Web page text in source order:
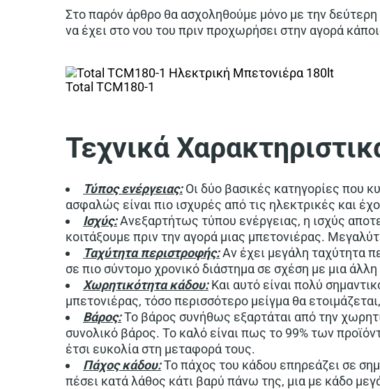
Στο παρόν άρθρο θα ασχοληθούμε μόνο με την δεύτερη
να έχει στο νου του πριν προχωρήσει στην αγορά
Total TCM180-1
Τεχνικά
Τύπος ενέργειας:Οι δύο βασικές κατηγορίες που
ασφαλώς είναι πιο ισχυρές από τις ηλεκτρικές και
Ισχύς:Ανεξαρτήτως τύπου ενέργειας, η ισχύς
κοιτάξουμε πριν την αγορά μιας μπετονιέρας.
Ταχύτητα περιστροφής:Αν έχει μεγάλη ταχύτητα
σε πιο σύντομο χρονικό διάστημα σε σχέση με μια άλλη
Χωρητικότητα κάδου:Και αυτό είναι πολύ
μπετονιέρας, τόσο περισσότερο μείγμα θα
Βάρος:Το βάρος συνήθως εξαρτάται από την
συνολικό βάρος. Το καλό είναι πως το 99% των
έτσι ευκολία στη μεταφορά τους.
Πάχος κάδου:Το πάχος του κάδου επηρεάζει σε
πέσει κατά λάθος κάτι βαρύ πάνω της, μια με κάδο